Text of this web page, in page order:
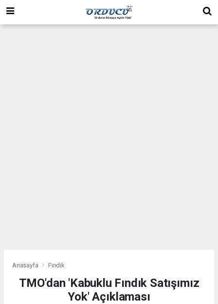
Anasayfa Fındık
TMO'dan 'Kabuklu Fındık Satışımız
Yok' Açıklaması